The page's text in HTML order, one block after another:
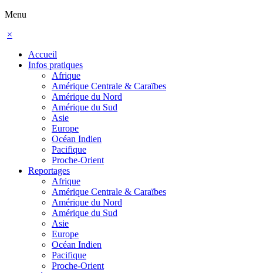
Menu
×
Accueil
Infos pratiques
Afrique
Amérique Centrale & Caraïbes
Amérique du Nord
Amérique du Sud
Asie
Europe
Océan Indien
Pacifique
Proche-Orient
Reportages
Afrique
Amérique Centrale & Caraïbes
Amérique du Nord
Amérique du Sud
Asie
Europe
Océan Indien
Pacifique
Proche-Orient